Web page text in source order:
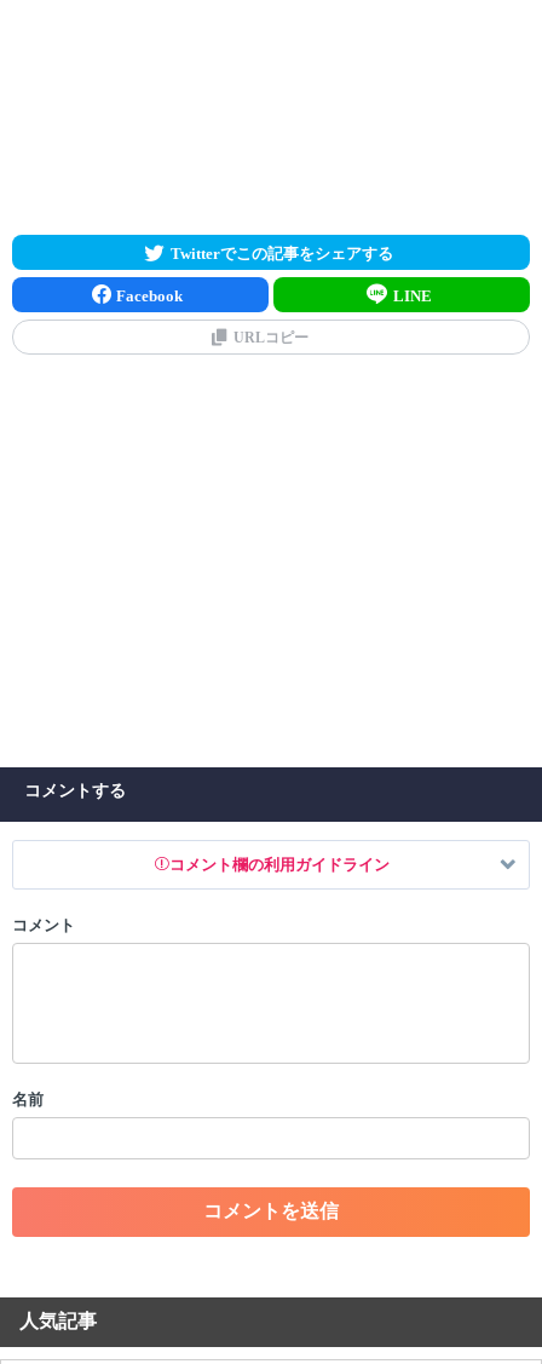
Twitterでこの記事をシェアする
Facebook LINE
URLコピー
コメントする
コメント欄の利用ガイドライン
以下の書き込みを禁止とし、場合によってはコメント削除や書き込み制
・一度削除された投稿を再び投稿すること
・アカウントの売買など金銭が絡む内容の投稿
・各ゲームのネタバレを含む内容の投稿
・その他、管理者が不適切と判断した投稿
コメントの削除を申請する
せていただきます。ご了承ください。
コメント
名前
人気記事